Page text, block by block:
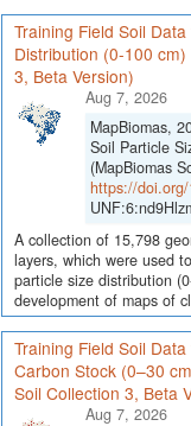
Training Field Soil
Distribution (0-100
3, Beta Version)
Aug 7, 2026
MapBiomas,
Soil Particle
(MapBiomas
https://
A collection of 15,798
layers, which were used
particle size distribution
development of maps of
Training Field Soil
Carbon Stock (0–30
Soil Collection 3, Beta
Aug 7, 2026